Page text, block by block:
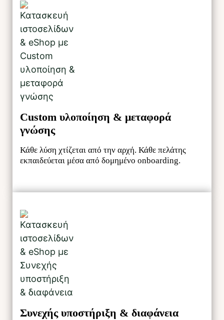
Custom υλοποίηση & μεταφορά
γνώσης
Κάθε λύση χτίζεται από την αρχή. Κάθε πελάτης
εκπαιδεύεται μέσα από δομημένο onboarding.
Συνεχής υποστήριξη & διαφάνεια